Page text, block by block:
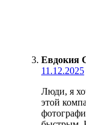
Евдокия
11.12.2025
Люди, я
этой